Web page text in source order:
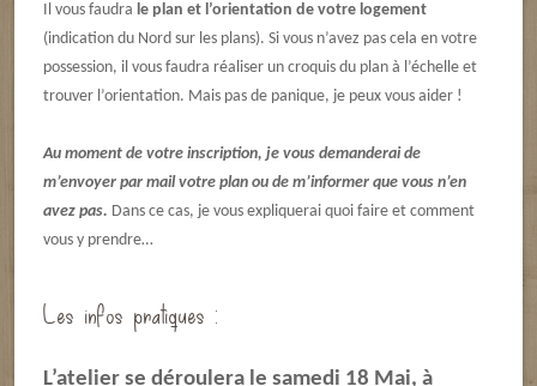
Il vous faudra le plan et l’orientation de votre logement
(indication du Nord sur les plans). Si vous n’avez pas cela en votre
possession, il vous faudra réaliser un croquis du plan à l’échelle et
trouver l’orientation. Mais pas de panique, je peux vous aider !
Au moment de votre inscription, je vous demanderai de
m’envoyer par mail votre plan ou de m’informer que vous n’en
avez pas. Dans ce cas, je vous expliquerai quoi faire et comment
vous y prendre…
Les infos pratiques :
L’atelier se déroulera le samedi 18 Mai, à